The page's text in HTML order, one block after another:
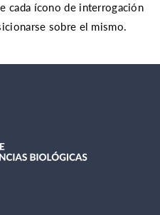
cada ícono de interrogación
sobre el mismo.